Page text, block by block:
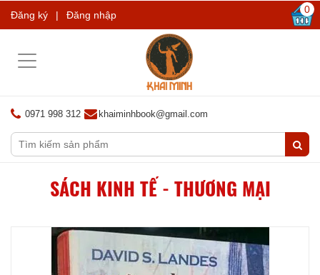
Đăng ký | Đăng nhập 0
Toggle
0971 998 312 khaiminhbook@gmail.com
SÁCH KINH TẾ - THƯƠNG MẠI